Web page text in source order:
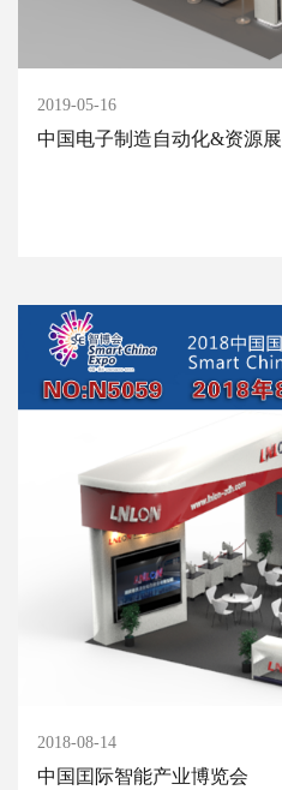
2019-05-16
中国电子制造自动化&资源展
2018-08-14
中国囯际智能产业博览会